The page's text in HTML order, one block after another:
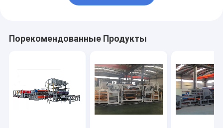
Порекомендованные Продукты